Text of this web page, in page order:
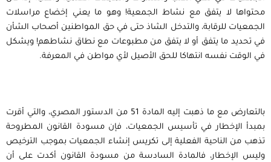
محتواها لا يتفق مع نشاط الجمعية! وهو ما يعني إخضاع مراسلات
الجمعيات للرقابة، والتدخل الشاذ حتى في حق المواطنين أصحاب الشأن
في تحديد ما يتفق أو لا يتفق من مطبوعات مع نطاق نشاطهم! ويشكل
في الوقت نفسه انتهاكا للحق الأصيل لأي مواطن في المعرفة.
بالتعارض مع ما ذهبت إليه المادة 51 من الدستور المصري، والتي أقرت
بمبدأ الإخطار في تأسيس الجمعيات، فإن مسودة القانون المطروحة
تذهب من الناحية الفعلية إلى تكريس إنشاء الجمعيات بموجب الترخيص
وليس الإخطار، فالمادة السادسة من مسودة القانون أكدت على أن